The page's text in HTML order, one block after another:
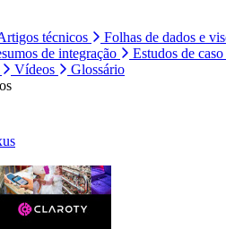
técnicos
Folhas de dados e
de integração
Estudos de caso
Vídeos
Glossário